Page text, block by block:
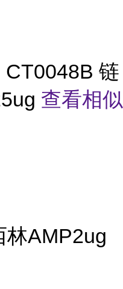
CT0048B 链
查看相似
林AMP2ug